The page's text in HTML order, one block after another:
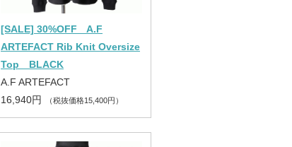
[SALE] 30%OFF A.F
ARTEFACT Rib Knit Oversize
Top BLACK
A.F ARTEFACT
16,940円
（税抜価格15,400円）